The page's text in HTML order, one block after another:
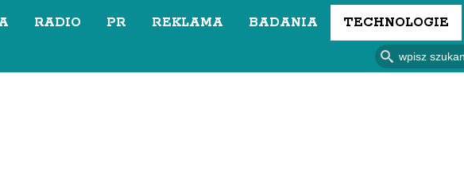
RADIO PR REKLAMA BADANIA TECHNOLOGIE